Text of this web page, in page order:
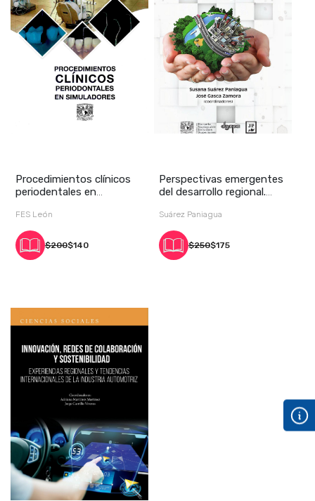
Procedimientos clínicos
periodentales en
FES León
$200$140
Perspectivas emergentes
del desarrollo regional.
Suárez Paniagua
$250$175